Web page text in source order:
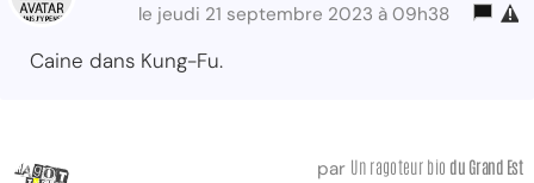
le jeudi 21 septembre 2023 à 09h38
Caine dans Kung-Fu.
par Un ragoteur bio du Grand Est